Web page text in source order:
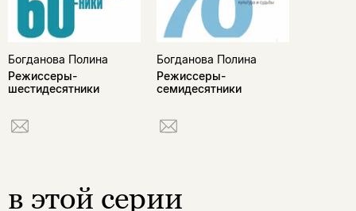
Богданова Полина
Режиссеры-
шестидесятники
Богданова Полина
Режиссеры-
семидесятники
в этой серии